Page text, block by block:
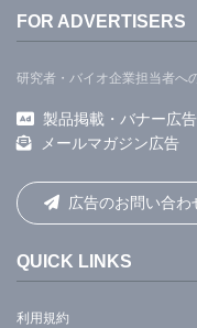
FOR ADVERTISERS
研究者・バイオ企業担当者へ
製品掲載・バナー広
メールマガジン広告
広告のお問い合わ
QUICK LINKS
利用規約